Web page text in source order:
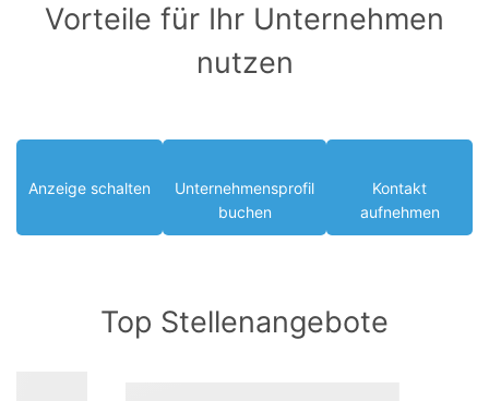
Vorteile für Ihr Unternehmen
nutzen
Anzeige schalten
Unternehmensprofil
buchen
Kontakt
aufnehmen
Top Stellenangebote